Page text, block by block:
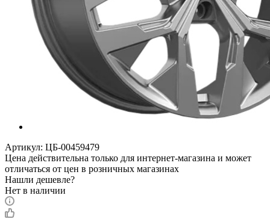
Артикул: ЦБ-00459479
Цена действительна только для интернет-магазина и может
отличаться от цен в розничных магазинах
Нашли дешевле?
Нет в наличии